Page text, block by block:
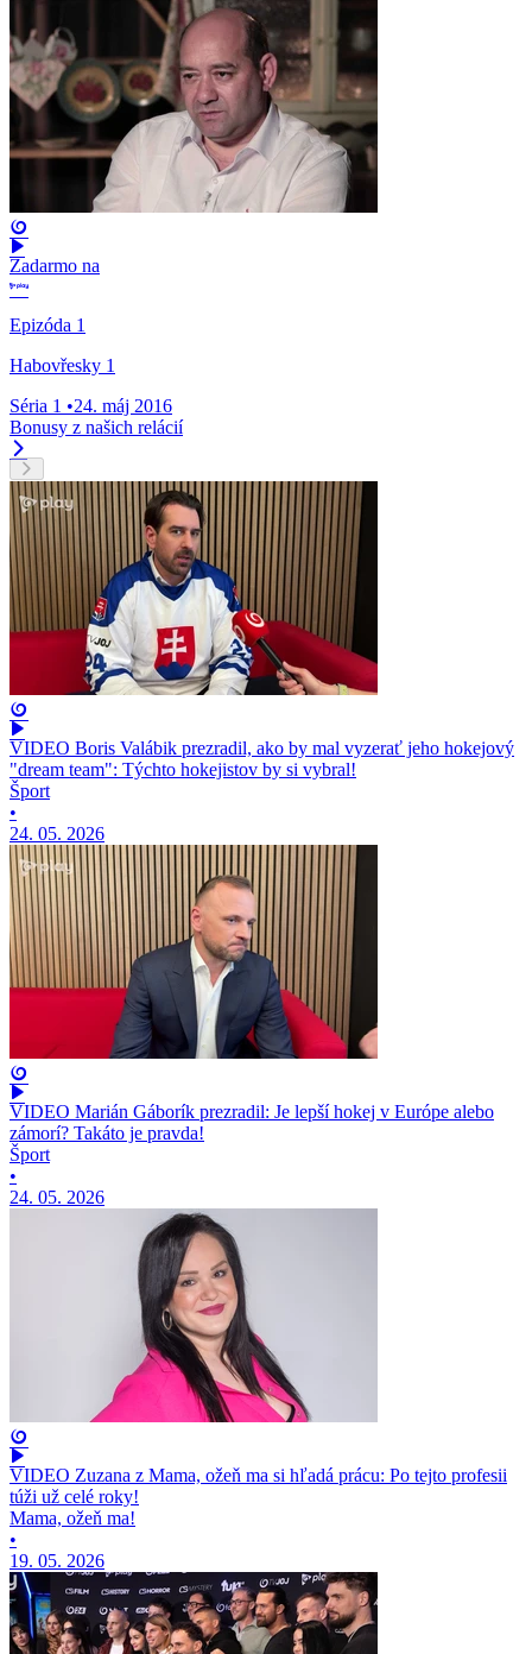
Zadarmo na
Epizóda 1
Habovřesky 1
Séria 1 •24. máj 2016
Bonusy z našich relácií
VIDEO Boris Valábik prezradil, ako by mal vyzerať jeho hokejový
"dream team": Týchto hokejistov by si vybral!
Šport
•
24. 05. 2026
VIDEO Marián Gáborík prezradil: Je lepší hokej v Európe alebo
zámorí? Takáto je pravda!
Šport
•
24. 05. 2026
VIDEO Zuzana z Mama, ožeň ma si hľadá prácu: Po tejto profesii
túži už celé roky!
Mama, ožeň ma!
•
19. 05. 2026